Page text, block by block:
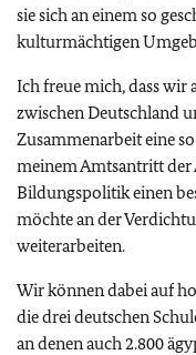
sie sich an einem so
kulturmächtigen
Ich freue mich, dass wir
zwischen Deutschland
Zusammenarbeit eine
meinem Amtsantritt
Bildungspolitik einen
möchte an der
weiterarbeiten.
Wir können dabei auf
die drei deutschen
an denen auch 2.800